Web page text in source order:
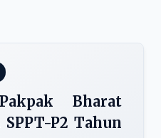
Bharat
P2 Tahun